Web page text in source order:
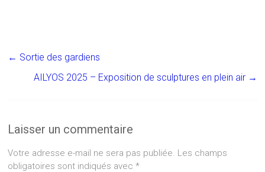
← Sortie des gardiens
AILYOS 2025 – Exposition de sculptures en plein air →
Laisser un commentaire
Votre adresse e-mail ne sera pas publiée. Les champs
obligatoires sont indiqués avec*